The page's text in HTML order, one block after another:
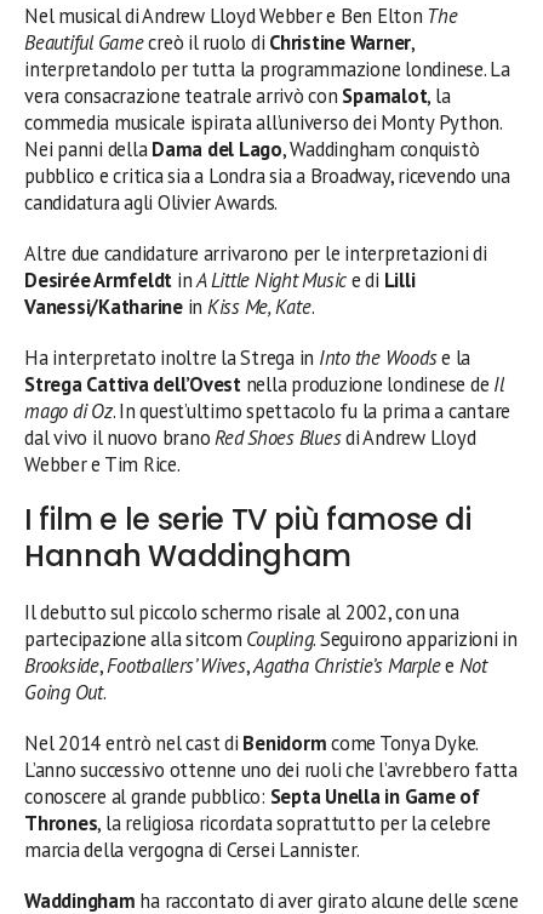
Nel musical di Andrew Lloyd Webber e Ben Elton The
Beautiful Gamecreò il ruolo di Christine Warner,
interpretandolo per tutta la programmazione londinese. La
vera consacrazione teatrale arrivò con Spamalot, la
commedia musicale ispirata all’universo dei Monty Python.
Nei panni dellaDama del Lago, Waddingham conquistò
pubblico e critica sia a Londra sia a Broadway, ricevendo una
candidatura agli Olivier Awards.
Altre due candidature arrivarono per le interpretazioni di
Desirée Armfeldt inA Little Night Musice di Lilli
Vanessi/Katharinein Kiss Me, Kate.
Ha interpretato inoltre la Strega in Into the Woodse la
Strega Cattiva dell’Ovestnella produzione londinese de Il
mago di Oz. In quest’ultimo spettacolo fu la prima a cantare
dal vivo il nuovo branoRed Shoes Bluesdi Andrew Lloyd
Webber e Tim Rice.
I film e le serie TV più famose di
Hannah Waddingham
Il debutto sul piccolo schermo risale al 2002, con una
partecipazione alla sitcom Coupling. Seguirono apparizioni in
Brookside,Footballers’ Wives,Agatha Christie’s Marplee Not
Going Out.
Nel 2014 entrò nel cast di Benidormcome Tonya Dyke.
L’anno successivo ottenne uno dei ruoli che l’avrebbero fatta
conoscere al grande pubblico: Septa Unella in Game of
Thrones, la religiosa ricordata soprattutto per la celebre
marcia della vergogna di Cersei Lannister.
Waddingham ha raccontato di aver girato alcune delle scene